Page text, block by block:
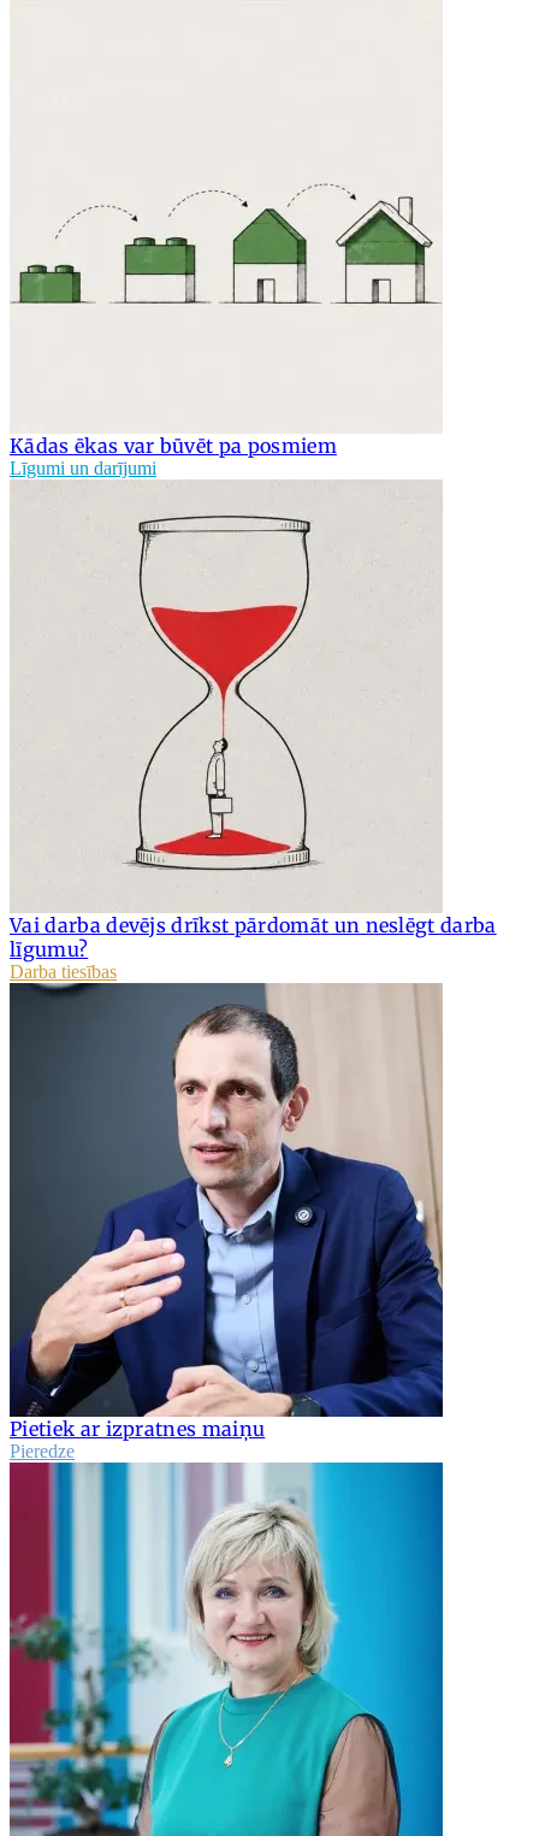
Kādas ēkas var būvēt pa posmiem
Līgumi un darījumi
Vai darba devējs drīkst pārdomāt un neslēgt darba
līgumu?
Darba tiesības
Pietiek ar izpratnes maiņu
Pieredze